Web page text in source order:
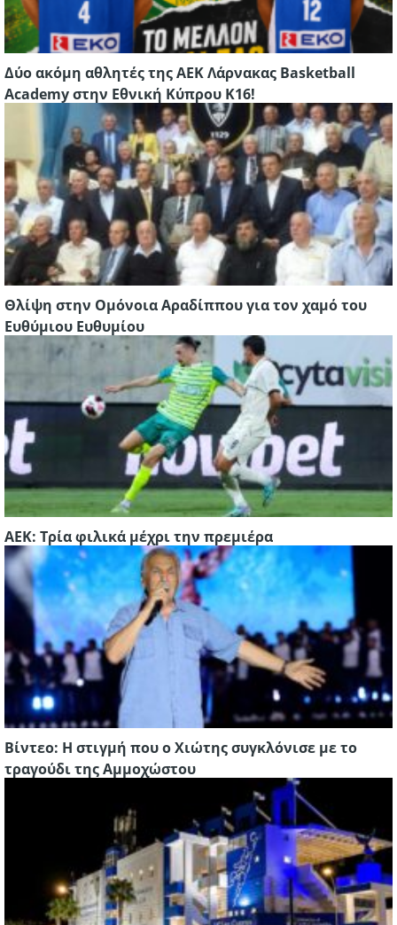
Δύο ακόμη αθλητές της ΑΕΚ Λάρνακας Basketball
Academy στην Εθνική Κύπρου Κ16!
Θλίψη στην Ομόνοια Αραδίππου για τον χαμό του
Ευθύμιου Ευθυμίου
ΑΕΚ: Τρία φιλικά μέχρι την πρεμιέρα
Βίντεο: Η στιγμή που ο Χιώτης συγκλόνισε με το
τραγούδι της Αμμοχώστου